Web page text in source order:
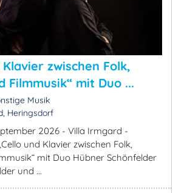
zwischen Folk,
Filmmusik“ mit Duo ...
Musik
Heringsdorf
2026 - Villa Irmgard -
und Klavier zwischen Folk,
mit Duo Hübner Schönfelder
und ...